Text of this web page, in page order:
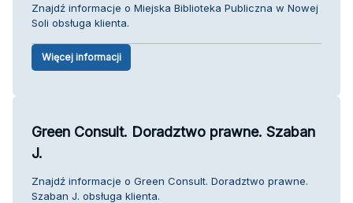
Znajdź informacje o Miejska Biblioteka Publiczna w Nowej
Soli obsługa klienta.
Więcej informacji
Green Consult. Doradztwo prawne. Szaban
J.
Znajdź informacje o Green Consult. Doradztwo prawne.
Szaban J. obsługa klienta.